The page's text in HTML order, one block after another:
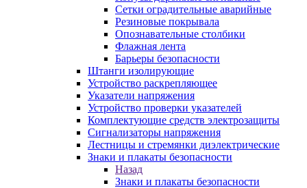
Сетки оградительные аварийные
Резиновые покрывала
Опознавательные столбики
Флажная лента
Барьеры безопасности
Штанги изолирующие
Устройство раскрепляющее
Указатели напряжения
Устройство проверки указателей
Комплектующие средств электрозащиты
Сигнализаторы напряжения
Лестницы и стремянки диэлектрические
Знаки и плакаты безопасности
Назад
Знаки и плакаты безопасности